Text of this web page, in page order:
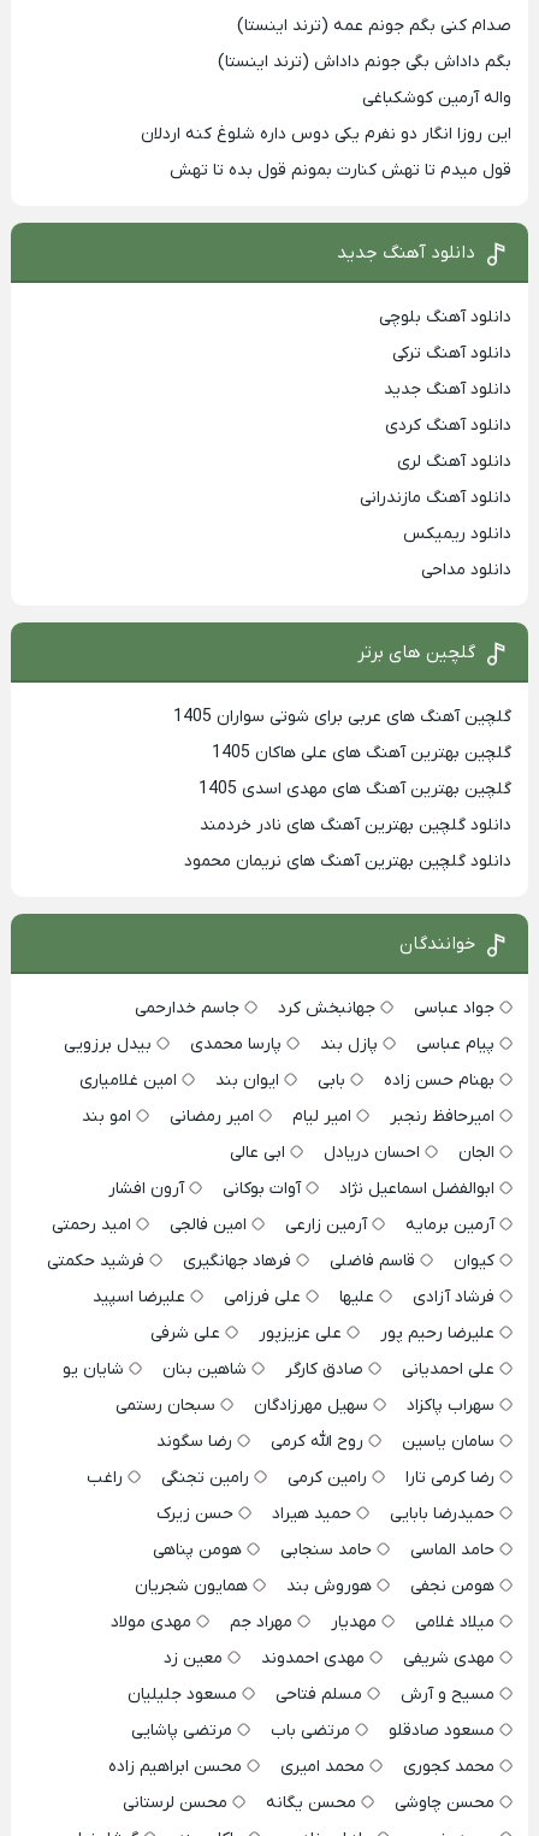
صدام کنی بگم جونم عمه (ترند اینستا)
بگم داداش بگی جونم داداش (ترند اینستا)
واله آرمین کوشکباغی
این روزا انگار دو نفرم یکی دوس داره شلوغ کنه اردلان
قول میدم تا تهش کنارت بمونم قول بده تا تهش
دانلود آهنگ جدید
دانلود آهنگ بلوچی
دانلود آهنگ ترکی
دانلود آهنگ جدید
دانلود آهنگ کردی
دانلود آهنگ لری
دانلود آهنگ مازندرانی
دانلود ریمیکس
دانلود مداحی
گلچین های برتر
گلچین آهنگ های عربی برای شوتی سواران 1405
گلچین بهترين آهنگ های علی هاکان 1405
گلچین بهترین آهنگ های مهدی اسدی 1405
دانلود گلچین بهترین آهنگ های نادر خردمند
دانلود گلچین بهترین آهنگ های نریمان محمود
خوانندگان
جواد عباسی جهانبخش کرد
جاسم خدارحمی
پیام عباسی
پازل بند پارسا محمدی
بیدل برزویی
بهنام حسن زاده
بابی ایوان بند
امین غلامیاری
امیرحافظ رنجبر
امیر لیام امیر رمضانی
امو بند
الجان
احسان دریادل
ابی عالی
ابوالفضل اسماعیل نژاد
آوات بوکانی
آرون افشار
آرمین برمایه
آرمین زارعی امین فالجی
امید رحمتی
کیوان
قاسم فاضلی فرهاد جهانگیری
فرشید حکمتی
فرشاد آزادی
علیها علی فرزامی
علیرضا اسپید
علیرضا رحیم پور
علی عزیزپور
علی شرفی
علی احمدیانی
صادق کارگر شاهین بنان
شایان یو
سهراب پاکزاد
سهیل مهرزادگان
سبحان رستمی
سامان یاسین
روح الله کرمی
رضا سگوند
رضا کرمی تارا
رامین کرمی رامین تجنگی
راغب
حمیدرضا بابایی
حمید هیراد
حسن زیرک
حامد الماسی
حامد سنجابی
هومن پناهی
هومن نجفی
هوروش بند
همایون شجریان
میلاد غلامی
مهدیار مهراد جم
مهدی مولاد
مهدی شریفی
مهدی احمدوند
معین زد
مسیح و آرش
مسلم فتاحی
مسعود جلیلیان
مسعود صادقلو
مرتضی باب
مرتضی پاشایی
محمد کجوری
محمد امیری
محسن ابراهیم زاده
محسن چاوشی
محسن یگانه
محسن لرستانی